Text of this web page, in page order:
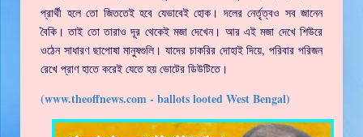
প্রার্থী হলে তো জিততেই হবে যেভাবেই হোক। দলের নের্তৃত্বও সব জানেন
বৈকি। তাই তো তারাও দূর থেকেই মজা দেখেন। আর এই মজা দেখে শিউরে
ওঠেন সাধারণ ছাপোষা মানুষগুলি। যাদের চাকরির দোহাই দিয়ে, পরিবার পরিজন
রেখে প্রাণ হাতে করেই যেতে হয় ভোটের ডিউটিতে।
(www.theoffnews.com - ballots looted West Bengal)